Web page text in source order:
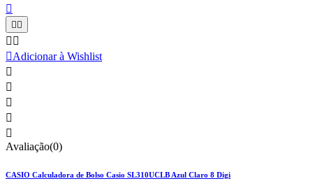

 
 
Adicionar à Wishlist





Avaliação(0)
CASIO Calculadora de Bolso Casio SL310UCLB Azul Claro 8 Digi